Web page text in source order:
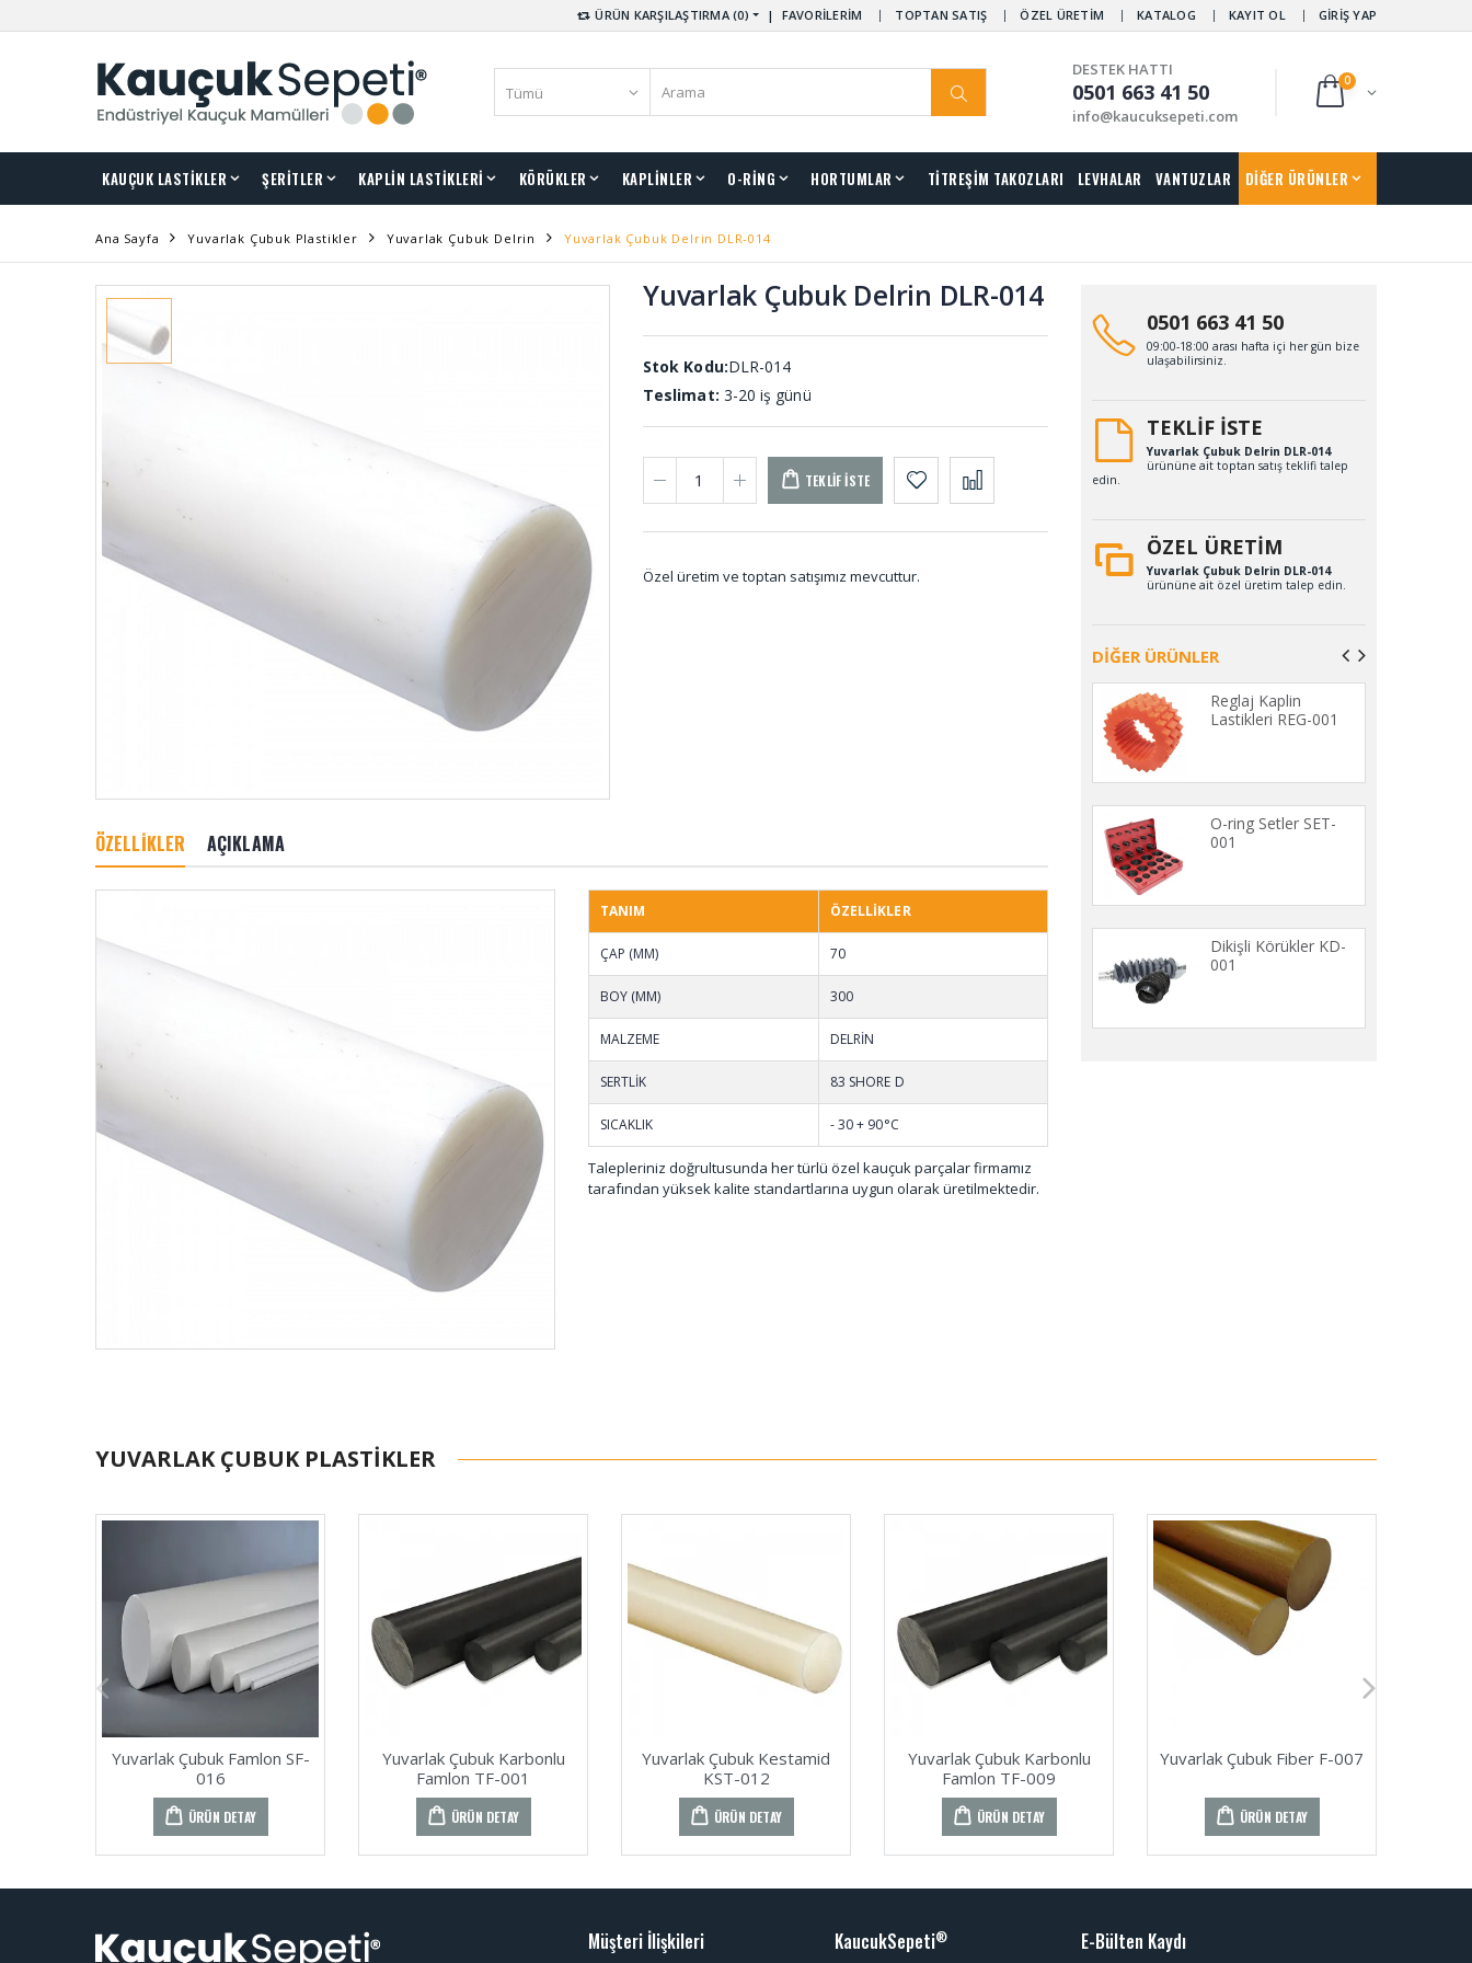
ÜRÜN KARŞILAŞTIRMA (0) | FAVORİLERİM TOPTAN SATIŞ ÖZEL ÜRETİM KATALOG KAYIT OL GİRİŞ YAP
DESTEK HATTI
0501 663 41 50
info@kaucuksepeti.com
0
KAUÇUK LASTİKLER ŞERİTLER KAPLİN LASTİKLERİ KÖRÜKLER KAPLİNLER O-RİNG HORTUMLAR TİTREŞİM TAKOZLARI LEVHALAR VANTUZLAR DİĞER ÜRÜNLER
Ana Sayfa Yuvarlak Çubuk Plastikler Yuvarlak Çubuk Delrin Yuvarlak Çubuk Delrin DLR-014
Yuvarlak Çubuk Delrin DLR-014
Stok Kodu:DLR-014
Teslimat: 3-20 iş günü
TEKLIF İSTE
Özel üretim ve toptan satışımız mevcuttur.
ÖZELLİKLER AÇIKLAMA
TANIM ÖZELLİKLER
ÇAP (MM) 70
BOY (MM) 300
MALZEME DELRİN
SERTLİK 83 SHORE D
SICAKLIK - 30 + 90°C
Talepleriniz doğrultusunda her türlü özel kauçuk parçalar firmamız
tarafından yüksek kalite standartlarına uygun olarak üretilmektedir.
0501 663 41 50
09:00-18:00 arası hafta içi her gün bize
ulaşabilirsiniz.
TEKLİF İSTE
Yuvarlak Çubuk Delrin DLR-014
ürününe ait toptan satış teklifi talep
edin.
ÖZEL ÜRETİM
Yuvarlak Çubuk Delrin DLR-014
ürününe ait özel üretim talep edin.
DİĞER ÜRÜNLER
Reglaj Kaplin
Lastikleri REG-001
O-ring Setler SET-
001
Dikişli Körükler KD-
001
YUVARLAK ÇUBUK PLASTIKLER
Yuvarlak Çubuk Famlon SF-
016
ÜRÜN DETAY
Yuvarlak Çubuk Karbonlu
Famlon TF-001
ÜRÜN DETAY
Yuvarlak Çubuk Kestamid
KST-012
ÜRÜN DETAY
Yuvarlak Çubuk Karbonlu
Famlon TF-009
ÜRÜN DETAY
Yuvarlak Çubuk Fiber F-007
ÜRÜN DETAY
Müşteri İlişkileri KaucukSepeti® E-Bülten Kaydı